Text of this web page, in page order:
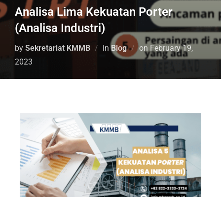
Analisa Lima Kekuatan Porter
(Analisa Industri)
by Sekretariat KMMB inBlog on February 19,
2023